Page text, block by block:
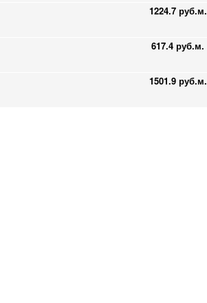
1224.7 руб.м.
617.4 руб.м.
1501.9 руб.м.